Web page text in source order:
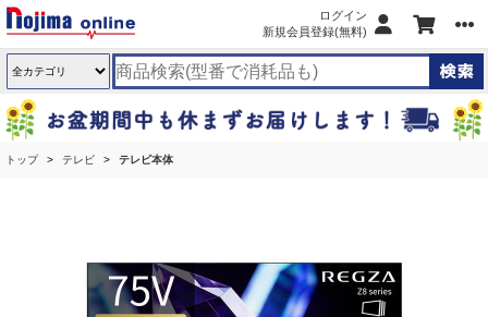
ログイン
新規会員登録(無料)
トップ テレビ テレビ本体